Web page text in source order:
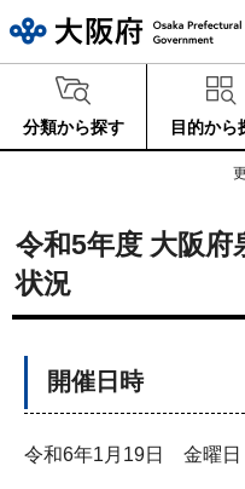
分類から探す 目的から
令和5年度 大阪府
状況
開催日時
令和6年1月19日 金曜